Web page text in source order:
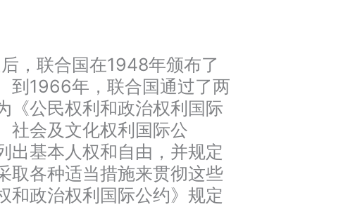
，联合国在1948年颁布了
到1966年，联合国通过了两
《公民权利和政治权利国际
社会及文化权利国际公
出基本人权和自由，并规定
取各种适当措施来贯彻这些
和政治权利国际公约》规定